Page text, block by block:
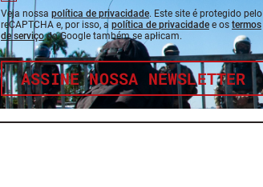
Veja nossa política de privacidade. Este site é protegido pelo
reCAPTCHA e, por isso, a política de privacidade e os termos
de serviçodo Google também se aplicam.
ASSINE NOSSA NEWSLETTER